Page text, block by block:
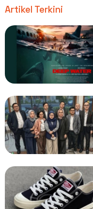
Artikel Terkini